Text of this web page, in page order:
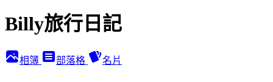
Billy旅行日記
相簿 部落格 名片